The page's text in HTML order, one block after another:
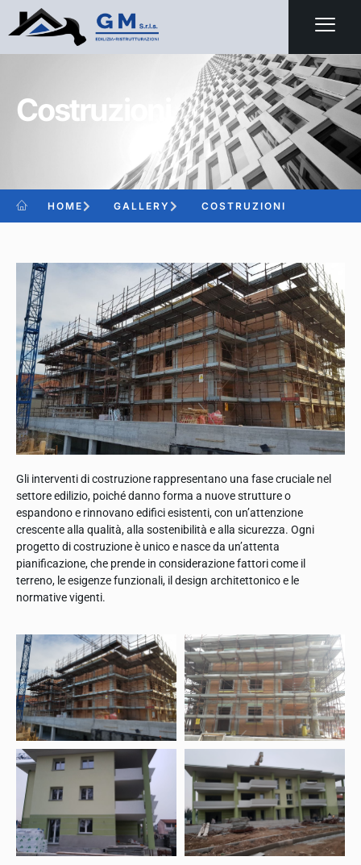
Costruzioni
HOME GALLERY COSTRUZIONI
Gli interventi di costruzione rappresentano una fase cruciale nel
settore edilizio, poiché danno forma a nuove strutture o
espandono e rinnovano edifici esistenti, con un’attenzione
crescente alla qualità, alla sostenibilità e alla sicurezza. Ogni
progetto di costruzione è unico e nasce da un’attenta
pianificazione, che prende in considerazione fattori come il
terreno, le esigenze funzionali, il design architettonico e le
normative vigenti.